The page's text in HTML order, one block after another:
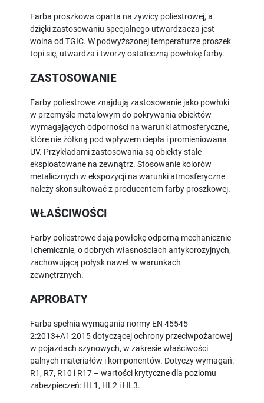
Farba proszkowa oparta na żywicy poliestrowej, a
dzięki zastosowaniu specjalnego utwardzacza jest
wolna od TGIC. W podwyższonej temperaturze proszek
topi się, utwardza i tworzy ostateczną powłokę farby.
ZASTOSOWANIE
Farby poliestrowe znajdują zastosowanie jako powłoki
w przemyśle metalowym do pokrywania obiektów
wymagających odporności na warunki atmosferyczne,
które nie żółkną pod wpływem ciepła i promieniowana
UV. Przykładami zastosowania są obiekty stale
eksploatowane na zewnątrz. Stosowanie kolorów
metalicznych w ekspozycji na warunki atmosferyczne
należy skonsultować z producentem farby proszkowej.
WŁAŚCIWOŚCI
Farby poliestrowe dają powłokę odporną mechanicznie
i chemicznie, o dobrych własnościach antykorozyjnych,
zachowującą połysk nawet w warunkach
zewnętrznych.
APROBATY
Farba spełnia wymagania normy EN 45545-
2:2013+A1:2015 dotyczącej ochrony przeciwpożarowej
w pojazdach szynowych, w zakresie właściwości
palnych materiałów i komponentów. Dotyczy wymagań:
R1, R7, R10 i R17 – wartości krytyczne dla poziomu
zabezpieczeń: HL1, HL2 i HL3.